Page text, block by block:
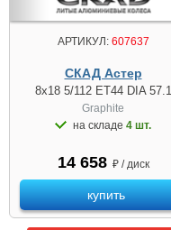
АРТИКУЛ:607637
СКАД Астер
8x18 5/112 ET44 DIA 57.1
Graphite
на складе 4 шт.
14 658 ₽ / диск
купить